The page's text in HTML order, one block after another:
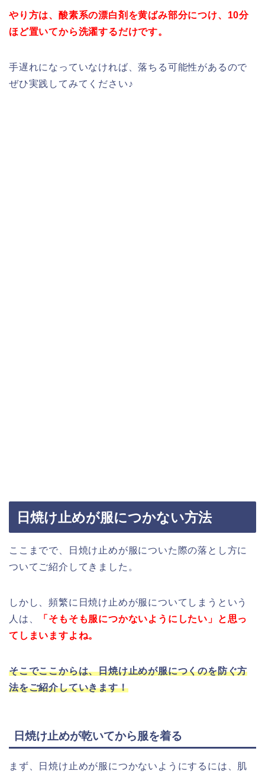
やり方は、酸素系の漂白剤を黄ばみ部分につけ、10分
ほど置いてから洗濯するだけです。
手遅れになっていなければ、落ちる可能性があるので
ぜひ実践してみてください♪
日焼け止めが服につかない方法
ここまでで、日焼け止めが服についた際の落とし方に
ついてご紹介してきました。
しかし、頻繁に日焼け止めが服についてしまうという
人は、
「そもそも服につかないようにしたい」と思っ
てしまいますよね。
そこでここからは、日焼け止めが服につくのを防ぐ方
法をご紹介していきます！
日焼け止めが乾いてから服を着る
まず、日焼け止めが服につかないようにするには、肌